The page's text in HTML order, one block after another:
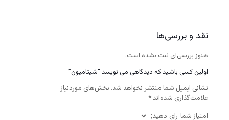
نقد و بررسی‌ها
هنوز بررسی‌ای ثبت نشده است.
اولین کسی باشید که دیدگاهی می نویسد “شیتامیون”
نشانی ایمیل شما منتشر نخواهد شد. بخش‌های موردنیاز
علامت‌گذاری شده‌اند *
امتیاز شما